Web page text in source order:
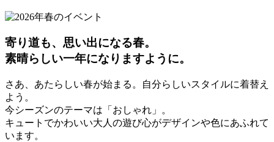
寄り道も、思い出になる春。
素晴らしい一年になりますように。
さあ、あたらしい春が始まる。自分らしいスタイルに着替え
よう。
今シーズンのテーマは「おしゃれ」。
キュートでかわいい大人の遊び心がデザインや色にあふれて
います。